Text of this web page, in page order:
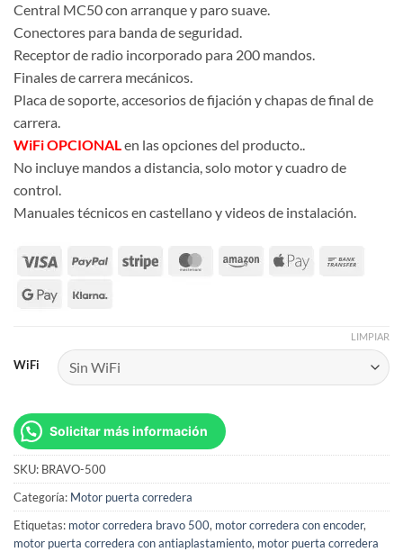
Central MC50 con arranque y paro suave.
Conectores para banda de seguridad.
Receptor de radio incorporado para 200 mandos.
Finales de carrera mecánicos.
Placa de soporte, accesorios de fijación y chapas de final de
carrera.
WiFi OPCIONALen las opciones del producto..
No incluye mandos a distancia, solo motor y cuadro de
control.
Manuales técnicos en castellano y videos de instalación.
WiFi
LIMPIAR
Solicitar más información
SKU: BRAVO-500
Categoría: Motor puerta corredera
Etiquetas: motor corredera bravo 500, motor corredera con encoder,
motor puerta corredera con antiaplastamiento, motor puerta corredera